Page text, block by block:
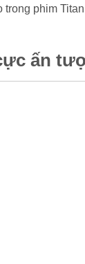
trong phim
ấn